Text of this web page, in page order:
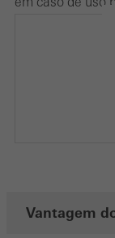
Vantagem
Os cookies de
anúncios
Eles fazem isso
envolve a